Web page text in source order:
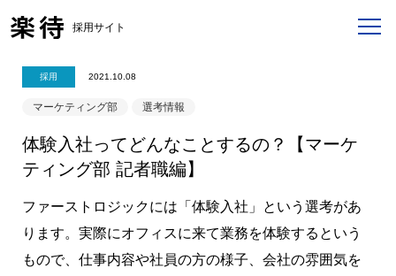
採用サイト
採用 2021.10.08
マーケティング部 選考情報
体験入社ってどんなことするの？【マーケ
ティング部 記者職編】
ファーストロジックには「体験入社」という選考があ
ります。実際にオフィスに来て業務を体験するという
もので、仕事内容や社員の方の様子、会社の雰囲気を